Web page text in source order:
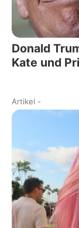
Donald
Kate und
Artikel -